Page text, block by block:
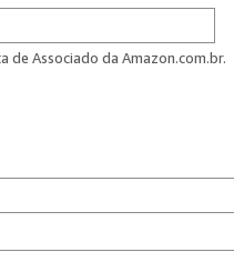
de Associado da Amazon.com.br.